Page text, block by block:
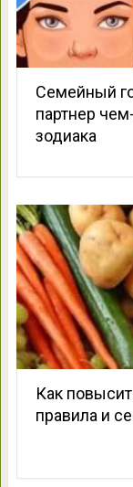
Семейный
партнер
зодиака
Как
правила и